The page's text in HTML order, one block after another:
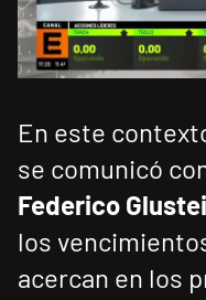
En este
se comunicó
Federico
los
acercan en los